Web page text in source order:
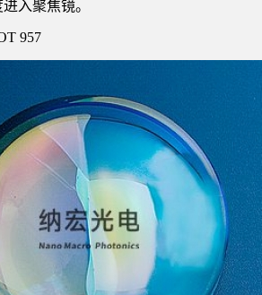
入聚焦镜。
957